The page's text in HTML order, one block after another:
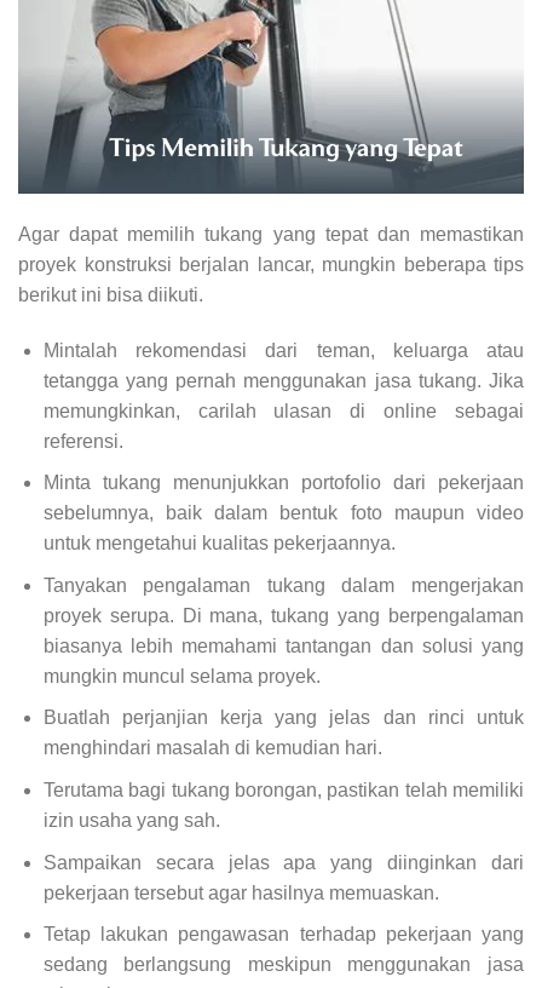
Agar dapat memilih tukang yang tepat dan memastikan
proyek konstruksi berjalan lancar, mungkin beberapa tips
berikut ini bisa diikuti.
Mintalah rekomendasi dari teman, keluarga atau
tetangga yang pernah menggunakan jasa tukang. Jika
memungkinkan, carilah ulasan di online sebagai
referensi.
Minta tukang menunjukkan portofolio dari pekerjaan
sebelumnya, baik dalam bentuk foto maupun video
untuk mengetahui kualitas pekerjaannya.
Tanyakan pengalaman tukang dalam mengerjakan
proyek serupa. Di mana, tukang yang berpengalaman
biasanya lebih memahami tantangan dan solusi yang
mungkin muncul selama proyek.
Buatlah perjanjian kerja yang jelas dan rinci untuk
menghindari masalah di kemudian hari.
Terutama bagi tukang borongan, pastikan telah memiliki
izin usaha yang sah.
Sampaikan secara jelas apa yang diinginkan dari
pekerjaan tersebut agar hasilnya memuaskan.
Tetap lakukan pengawasan terhadap pekerjaan yang
sedang berlangsung meskipun menggunakan jasa